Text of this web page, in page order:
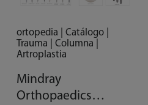
ortopedia | Catálogo |
Trauma | Columna |
Artroplastia
Mindray
Orthopaedics